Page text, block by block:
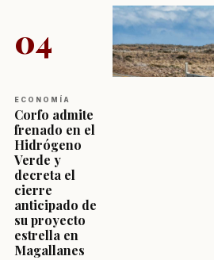
04
ECONOMÍA
Corfo admite
frenado en el
Hidrógeno
Verde y
decreta el
cierre
anticipado de
su proyecto
estrella en
Magallanes